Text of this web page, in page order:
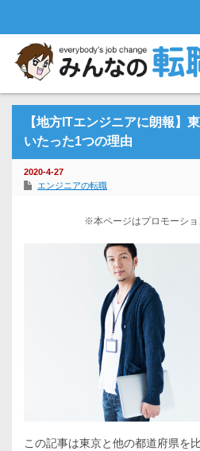
【地方ITエンジニアに朗報】
いたった1つの理由
2020-4-27
エンジニアの転職
※本ページはプロモーショ
この記事は東京と他の都道府県を